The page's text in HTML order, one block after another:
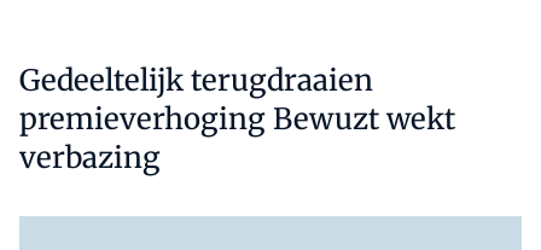
Gedeeltelijk terugdraaien
premieverhoging Bewuzt wekt
verbazing